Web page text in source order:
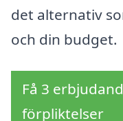
det alternativ
och din budget.
Få 3
förpliktelser